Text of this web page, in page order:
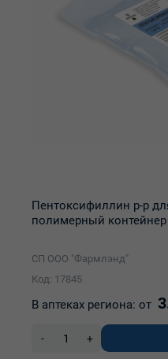
Пентоксифиллин р-р
полимерный
СП ООО "Фармлэнд"
Код: 17845
В аптеках региона: от
- +